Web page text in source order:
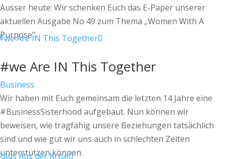
Ausser heute: Wir schenken Euch das E-Paper unserer
aktuellen Ausgabe No 49 zum Thema „Women With A
Purpose“.
#we Are IN This Together
Business
Wir haben mit Euch gemeinsam die letzten 14 Jahre eine
#BusinessSisterhood aufgebaut. Nun können wir
beweisen, wie tragfähig unsere Beziehungen tatsächlich
sind und wie gut wir uns auch in schlechten Zeiten
unterstützen können.